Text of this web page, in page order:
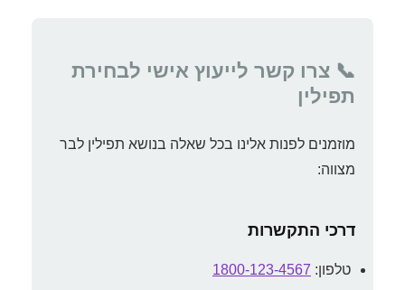
📞 צרו קשר לייעוץ אישי לבחירת
תפילין
מוזמנים לפנות אלינו בכל שאלה בנושא תפילין לבר
מצווה:
דרכי התקשרות
טלפון: 1800-123-4567